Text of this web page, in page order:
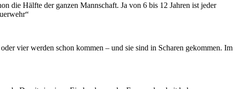
die Hälfte der ganzen Mannschaft. Ja von 6 bis 12 Jahren ist jeder
vier werden schon kommen – und sie sind in Scharen gekommen. Im